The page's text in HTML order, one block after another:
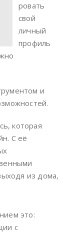
ровать
свой
личный
профиль
и
которая
С её
из дома,
это:
с